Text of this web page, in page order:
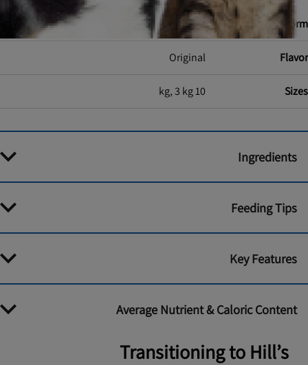
Food Form
dry
Flavor
Original
Sizes
10 kg, 3 kg
Ingredients
Feeding Tips
Key Features
Average Nutrient & Caloric Content
Transitioning to Hill’s